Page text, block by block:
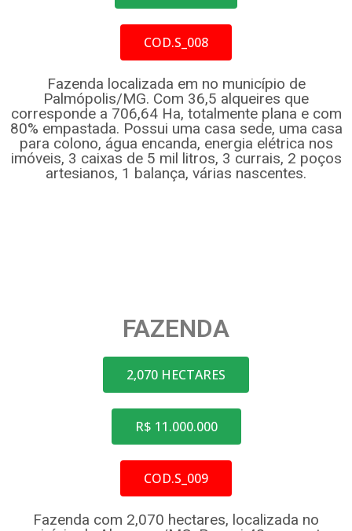
COD.S_008
Fazenda localizada em no município de
Palmópolis/MG. Com 36,5 alqueires que
corresponde a 706,64 Ha, totalmente plana e com
80% empastada. Possui uma casa sede, uma casa
para colono, água encanda, energia elétrica nos
imóveis, 3 caixas de 5 mil litros, 3 currais, 2 poços
artesianos, 1 balança, várias nascentes.
FAZENDA
2,070 HECTARES
R$ 11.000.000
COD.S_009
Fazenda com 2,070 hectares, localizada no